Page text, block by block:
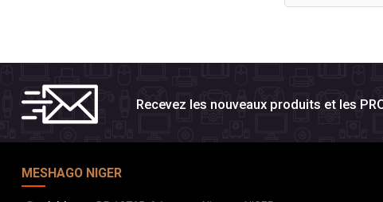
Recevez les nouveaux produits et les
MESHAGO NIGER